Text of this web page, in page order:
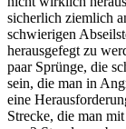
sicherlich ziemlich
schwierigen
herausgefegt zu
paar Sprünge, die
sein, die man in
eine
Strecke, die man